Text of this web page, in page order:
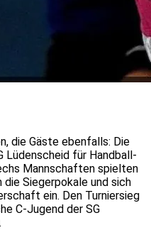
die Gäste ebenfalls: Die
Lüdenscheid für Handball-
Mannschaften spielten
die Siegerpokale und sich
ein. Den Turniersieg
C-Jugend der SG